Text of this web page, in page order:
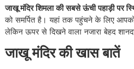
जाखू मंदिर शिमला की सबसे ऊंची पहाड़ी पर
को समर्पित है। यहां तक पहुंचने के लिए
लेकिन ऊपर से दिखने वाला नजारा बेहद
जाखू मंदिर की खास बातें